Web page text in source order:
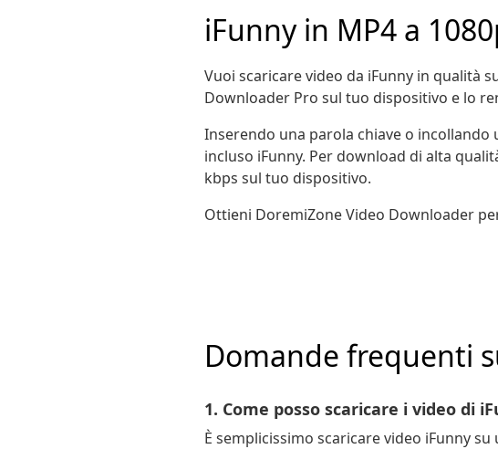
iFunny in MP4 a
Vuoi scaricare video da iFunny in qualità
Downloader Pro sul tuo dispositivo e lo
Inserendo una parola chiave o incollando
incluso iFunny. Per download di alta
kbps sul tuo dispositivo.
Ottieni DoremiZone Video Downloader
Domande frequenti
1. Come posso scaricare i video di
È semplicissimo scaricare video iFunny